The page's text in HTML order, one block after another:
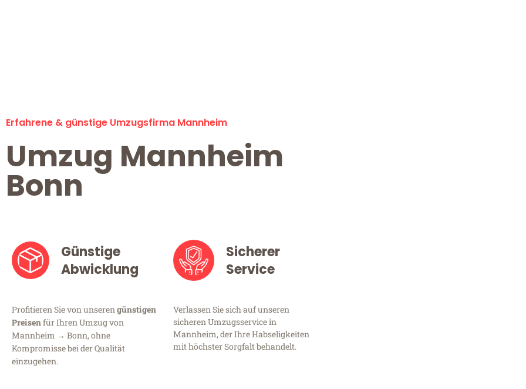
Erfahrene & günstige Umzugsfirma Mannheim
Umzug Mannheim
Bonn
Günstige
Abwicklung
Profitieren Sie von unserengünstigen
Preisenfür Ihren Umzug von
Mannheim → Bonn, ohne
Kompromisse bei der Qualität
einzugehen.
Sicherer
Service
Verlassen Sie sich auf unseren
sicheren Umzugsservice in
Mannheim, der Ihre Habseligkeiten
mit höchster Sorgfalt behandelt.